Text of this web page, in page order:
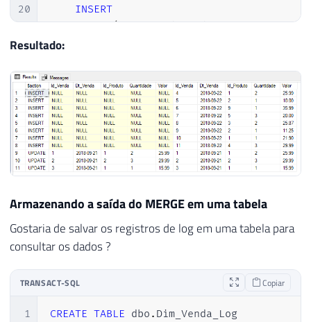
20
21
22
24
25
26
27
28
29
30
32
33
INSERT
VALUES(Origem.Id_Venda, Origem.
    Deleted
    Deleted
.Dt_Venda ,
    Deleted
Id_Produto
    Deleted
Quantidade
    Deleted
Valor
,
    Inserted
.Id_Venda
    Inserted
.Dt_Venda,
    Inserted
.Quantidade,
    Inserted
.Valor ;
Resultado:
Armazenando a saída do MERGE em uma tabela
Gostaria de salvar os registros de log em uma tabela para
consultar os dados ?
TRANSACT-SQL Copiar
1
CREATE TABLE dbo .